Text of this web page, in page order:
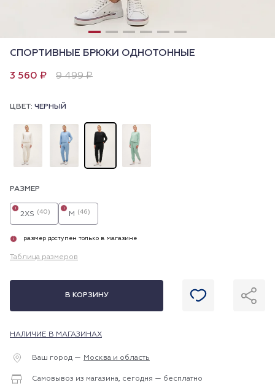
СПОРТИВНЫЕ БРЮКИ ОДНОТОННЫЕ
3 560 ₽ 9 499 ₽
ЦВЕТ: ЧЕРНЫЙ
РАЗМЕР
2XS (40)
i
M (46)
i
i размер доступен только в магазине
Таблица размеров
В КОРЗИНУ
НАЛИЧИЕ В МАГАЗИНАХ
Ваш город — Москва и область
Самовывоз из магазина, сегодня — бесплатно